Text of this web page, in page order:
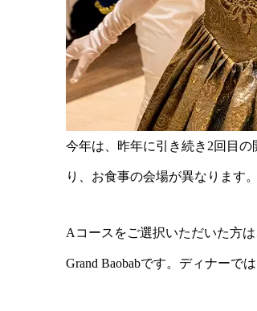
今年は、昨年に引き続き2回目
り、お食事の会場が異なります。
Aコースをご選択いただいた方
Grand Baobabです。ディナーで